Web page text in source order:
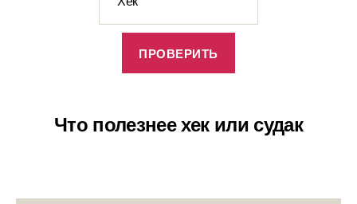
Что полезнее хек или судак